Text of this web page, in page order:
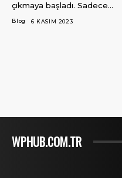
çıkmaya başladı. Sadece...
Blog 6 KASIM 2023
WPHUB.COM.TR